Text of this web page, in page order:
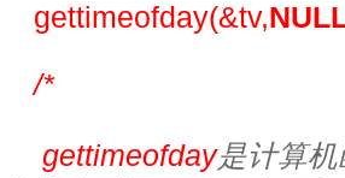
gettimeofday(&tv,
/*
gettimeofday是计算